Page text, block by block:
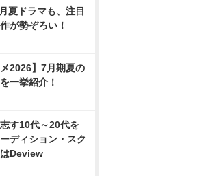
夏ドラマも、注目
が勢ぞろい！
メ2026】7月期夏の
一挙紹介！
す10代～20代を
ディション・スク
Deview